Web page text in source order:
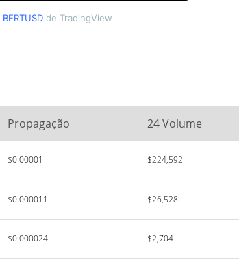
BERTUSD de TradingView
Propagação 24 Volume
$0.00001 $224,592
$0.000011 $26,528
$0.000024 $2,704